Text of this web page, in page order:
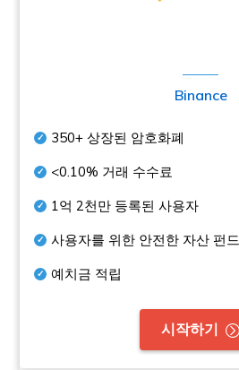
Binance
350+ 상장된 암호화폐
<0.10% 거래 수수료
1억 2천만 등록된 사용자
사용자를 위한 안전한 자산 펀드
예치금 적립
시작하기